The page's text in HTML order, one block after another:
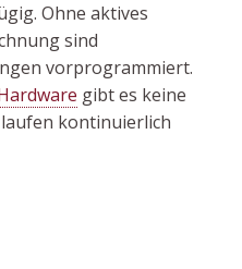
Ohne aktives
sind
vorprogrammiert.
gibt es keine
kontinuierlich